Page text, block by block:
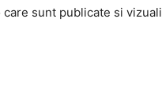
sunt publicate si